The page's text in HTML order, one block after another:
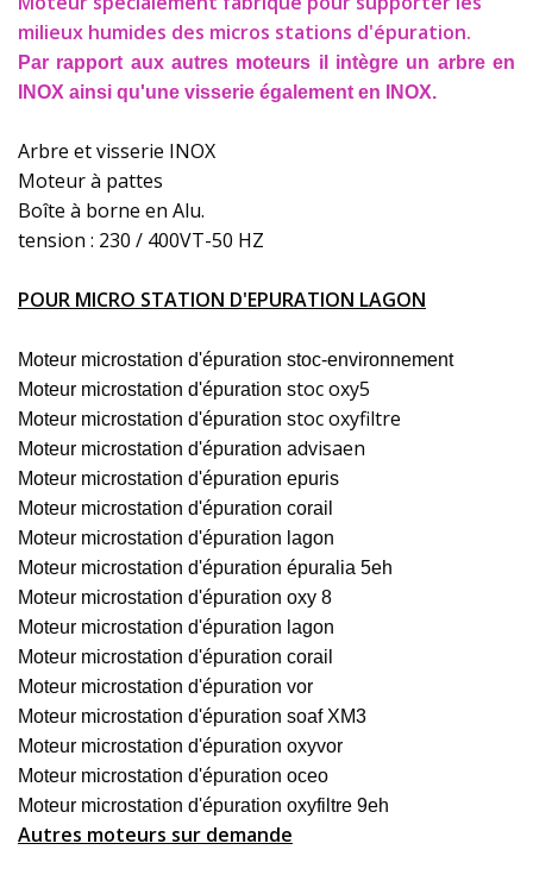
milieux humides des micros stations d'épuration.
Par rapport aux autres moteurs il intègre un arbre en
INOX ainsi qu'une visserie également en INOX.
Arbre et visserie INOX
Moteur à pattes
Boîte à borne en Alu.
tension : 230 / 400VT-50 HZ
POUR MICRO STATION D'EPURATION LAGON
Moteur microstation d'épuration stoc-environnement
Moteur microstation d'épuration stoc oxy5
Moteur microstation d'épuration stoc oxyfiltre
Moteur microstation d'épuration advisaen
Moteur microstation d'épuration epuris
Moteur microstation d'épuration corail
Moteur microstation d'épuration lagon
Moteur microstation d'épuration épuralia 5eh
Moteur microstation d'épuration oxy 8
Moteur microstation d'épuration lagon
Moteur microstation d'épuration corail
Moteur microstation d'épuration vor
Moteur microstation d'épuration soaf XM3
Moteur microstation d'épuration oxyvor
Moteur microstation d'épuration oceo
Moteur microstation d'épuration oxyfiltre 9eh
Autres moteurs sur demande